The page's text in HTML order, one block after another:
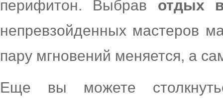
перифитон. Выбрав отдых
непревзойденных мастеров
пару мгновений меняется, а
Еще вы можете